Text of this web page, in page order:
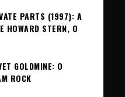
PARTS (1997): A
HOWARD STERN, O
GOLDMINE: O
ROCK